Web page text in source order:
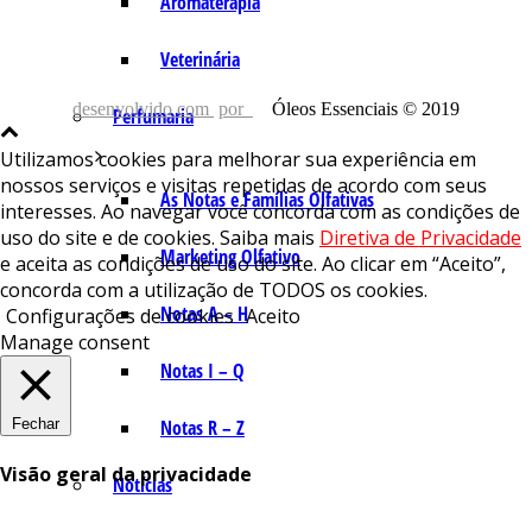
Veterinária
Perfumaria
As Notas e Famílias Olfativas
Marketing Olfativo
Notas A – H
Notas I – Q
Notas R – Z
Notícias
desenvolvido com por Óleos Essenciais © 2019
Utilizamos cookies para melhorar sua experiência em
nossos serviços e visitas repetidas de acordo com seus
interesses. Ao navegar você concorda com as condições de
uso do site e de cookies. Saiba mais Diretiva de Privacidade
e aceita as condições de uso do site. Ao clicar em “Aceito”,
concorda com a utilização de TODOS os cookies.
Configurações de cookies Aceito
Manage consent
Fechar
Visão geral da privacidade